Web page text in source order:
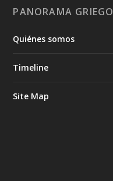
PANORAMA GRIEGO
Quiénes somos
Timeline
Site Map